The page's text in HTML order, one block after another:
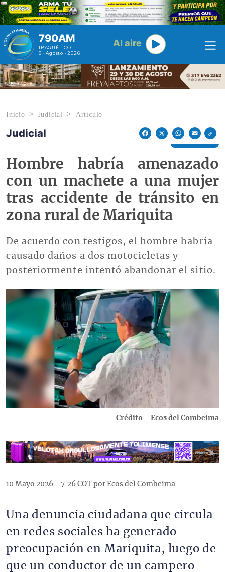
Pasar al contenido principal
790AM
IBAGUÉ - COL
8 · Agosto · 2026
Al aire
Inicio Judicial Artículo
Econoticias y Eventos
Judicial
FacebookX WhatsAppEmail
Hombre habría amenazado
con un machete a una mujer
tras accidente de tránsito en
zona rural de Mariquita
De acuerdo con testigos, el hombre habría
causado daños a dos motocicletas y
posteriormente intentó abandonar el sitio.
Imagen
Crédito Ecos del Combeima
10 Mayo 2026 - 7:26 COT por Ecos del Combeima
Una denuncia ciudadana que circula
en redes sociales ha generado
preocupación en Mariquita, luego de
que un conductor de un campero